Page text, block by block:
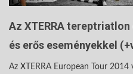
Az XTERRA
és erős eseményekkel
Az XTERRA European Tour